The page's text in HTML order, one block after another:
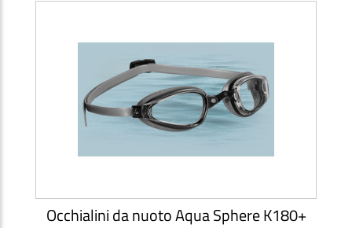
Occhialini da nuoto Aqua Sphere K180+